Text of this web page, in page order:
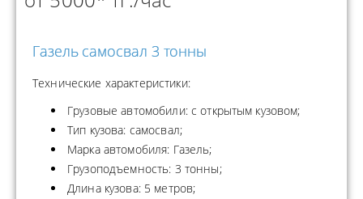
Газель самосвал 3 тонны
Технические характеристики:
Грузовые автомобили: с открытым кузовом;
Тип кузова: самосвал;
Марка автомобиля: Газель;
Грузоподъемность: 3 тонны;
Длина кузова: 5 метров;